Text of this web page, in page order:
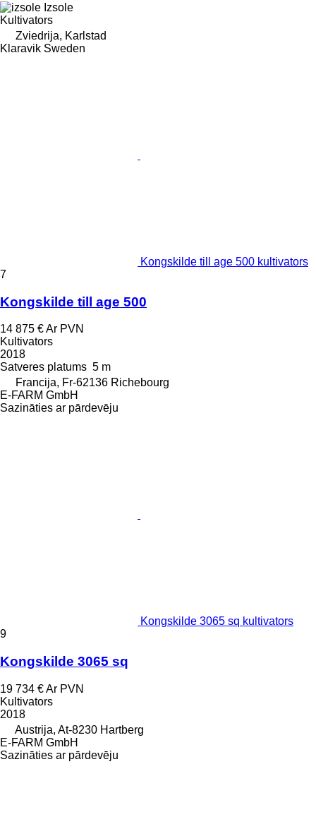
Izsole
Kultivators
Zviedrija, Karlstad
Klaravik Sweden
Kongskilde till age 500 kultivators
7
Kongskilde till age 500
14 875 €Ar PVN
Kultivators
2018
Satveres platums 5 m
Francija, Fr-62136 Richebourg
E-FARM GmbH
Sazināties ar pārdevēju
Kongskilde 3065 sq kultivators
9
Kongskilde 3065 sq
19 734 €Ar PVN
Kultivators
2018
Austrija, At-8230 Hartberg
E-FARM GmbH
Sazināties ar pārdevēju